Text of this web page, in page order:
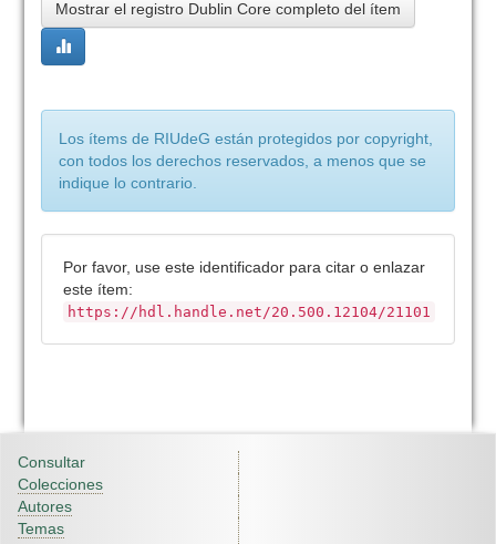
Mostrar el registro Dublin Core completo del ítem
Los ítems de RIUdeG están protegidos por copyright,
con todos los derechos reservados, a menos que se
indique lo contrario.
Por favor, use este identificador para citar o enlazar
este ítem:
https://hdl.handle.net/20.500.12104/21101
Consultar
Colecciones
Autores
Temas